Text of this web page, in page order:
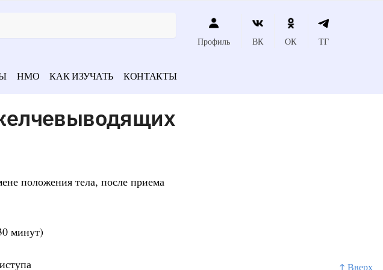
↑ Вверх
Профиль ВК ОК ТГ
НМО КАК ИЗУЧАТЬ КОНТАКТЫ
положения тела, после приема
минут)